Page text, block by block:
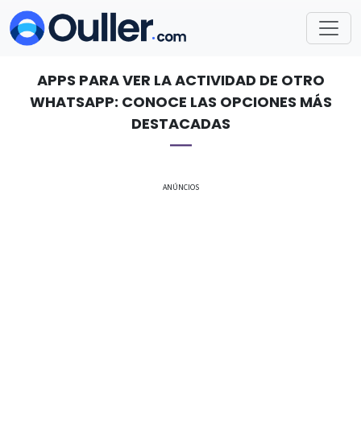
APPS PARA VER LA ACTIVIDAD DE OTRO
WHATSAPP: CONOCE LAS OPCIONES MÁS
DESTACADAS
ANÚNCIOS